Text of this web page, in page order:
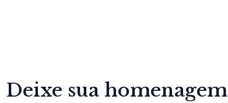
Deixe sua homenagem